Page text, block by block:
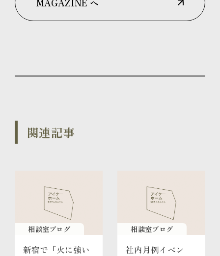
関連記事
相談室ブログ
新宿で『火に強い
相談室ブログ
社内月例イベン